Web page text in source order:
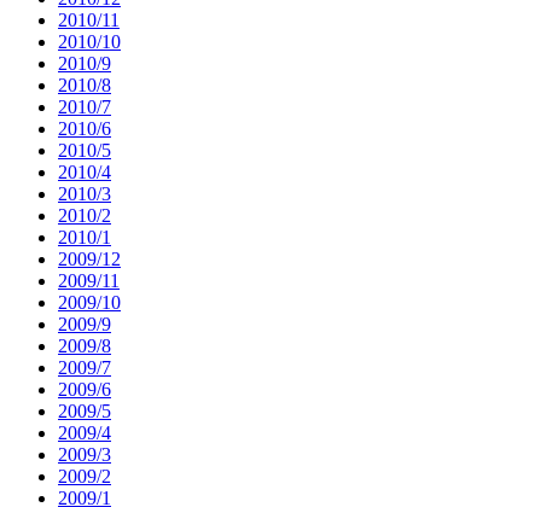
2010/11
2010/10
2010/9
2010/8
2010/7
2010/6
2010/5
2010/4
2010/3
2010/2
2010/1
2009/12
2009/11
2009/10
2009/9
2009/8
2009/7
2009/6
2009/5
2009/4
2009/3
2009/2
2009/1